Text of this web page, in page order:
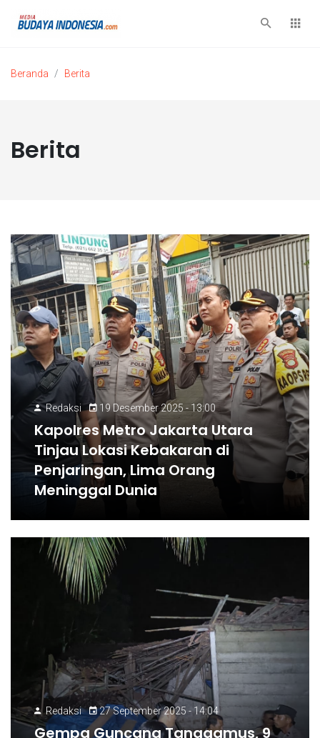
Beranda Berita
Berita
Redaksi 19 Desember 2025 - 13:00
Kapolres Metro Jakarta Utara
Tinjau Lokasi Kebakaran di
Penjaringan, Lima Orang
Meninggal Dunia
Redaksi 27 September 2025 - 14:04
Gempa Guncang Tanggamus, 9